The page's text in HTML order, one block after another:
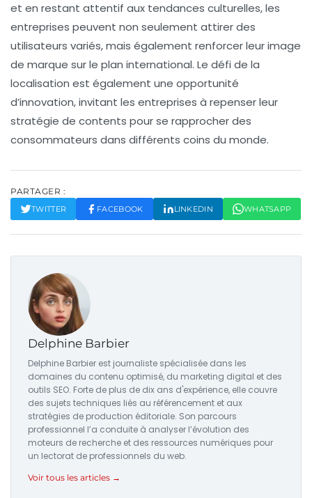
et en restant attentif aux tendances culturelles, les
entreprises peuvent non seulement attirer des
utilisateurs variés, mais également renforcer leur image
de marque sur le plan international. Le défi de la
localisation est également une opportunité
d’innovation, invitant les entreprises à repenser leur
stratégie de contents pour se rapprocher des
consommateurs dans différents coins du monde.
PARTAGER :
TWITTER FACEBOOK LINKEDIN WHATSAPP
Delphine Barbier
Delphine Barbier est journaliste spécialisée dans les
domaines du contenu optimisé, du marketing digital et des
outils SEO. Forte de plus de dix ans d'expérience, elle couvre
des sujets techniques liés au référencement et aux
stratégies de production éditoriale. Son parcours
professionnel l’a conduite à analyser l’évolution des
moteurs de recherche et des ressources numériques pour
un lectorat de professionnels du web.
Voir tous les articles →